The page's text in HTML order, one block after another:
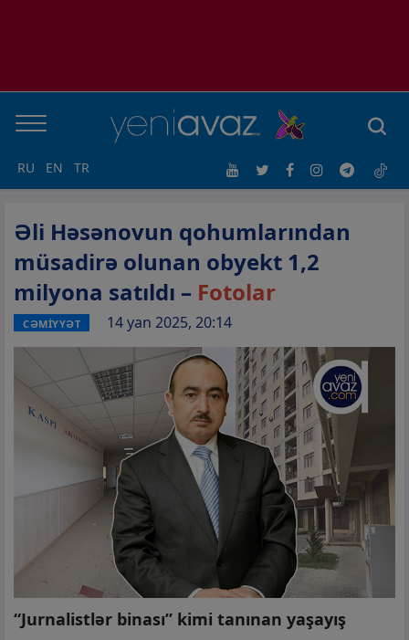
RU EN TR
Əli Həsənovun qohumlarından
müsadirə olunan obyekt 1,2
milyona satıldı – Fotolar
CƏMİYYƏT 14 yan 2025, 20:14
“Jurnalistlər binası” kimi tanınan yaşayış